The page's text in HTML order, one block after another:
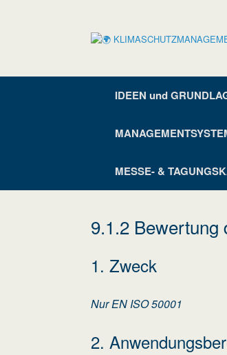
IDEEN und
MESSE- &
9.1.2 Bewertung
1. Zweck
Nur EN ISO 50001
2.